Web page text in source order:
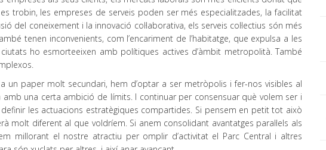
trobin, les empreses de serveis poden ser més especialitzades, la facilitat
del coneixement i la innovació col·laborativa, els serveis col·lectius són més
tenen inconvenients, com l’encariment de l’habitatge, que expulsa a les
ho esmorteeixen amb polítiques actives d’àmbit metropolità. També
un paper molt secundari, hem d’optar a ser metròpolis i fer-nos visibles al
una certa ambició de límits. I continuar per consensuar què volem ser i
les actuacions estratègiques compartides. Si pensem en petit tot això
molt diferent al que voldríem. Si anem consolidant avantatges paral·lels als
millorant el nostre atractiu per omplir d’activitat el Parc Central i altres